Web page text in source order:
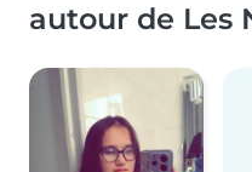
autour de Les